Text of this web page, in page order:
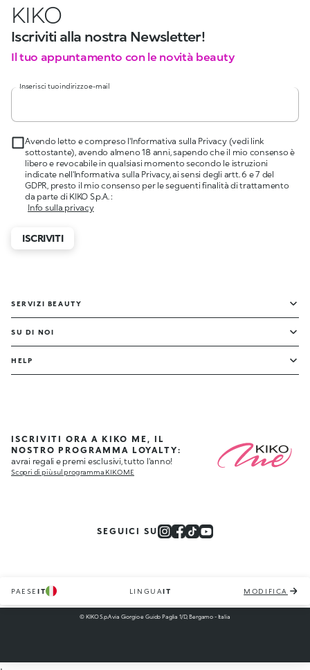
KIKO
Iscriviti alla nostra Newsletter!
Il tuo appuntamento con le novità beauty
Inserisci tuo indirizzo e-mail
Avendo letto e compreso l'Informativa sulla Privacy (vedi link
sottostante), avendo almeno 18 anni, sapendo che il mio consenso è
libero e revocabile in qualsiasi momento secondo le istruzioni
indicate nell'Informativa sulla Privacy, ai sensi degli artt. 6 e 7 del
GDPR, presto il mio consenso per le seguenti finalità di trattamento
da parte di KIKO S.p.A. :
Info sulla privacy
ISCRIVITI
SERVIZI BEAUTY
SU DI NOI
HELP
ISCRIVITI ORA A KIKO ME, IL
NOSTRO PROGRAMMA LOYALTY:
avrai regali e premi esclusivi, tutto l'anno!
Scopri di più sul programma KIKO ME
SEGUICI SU
PAESE IT LINGUAIT MODIFICA
© KIKO S.p.A via Giorgio e Guido Paglia 1/D, Bergamo - Italia